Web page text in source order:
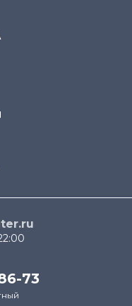
73